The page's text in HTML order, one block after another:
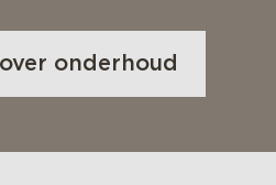
onderhoud